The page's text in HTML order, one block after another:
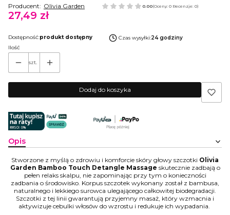
Producent: Olivia Garden 0.00(Oceny: 0 Recenzje: 0)
Cena
27,49 zł
Dostępność:produkt dostępny Czas wysyłki:24 godziny
Ilość
szt.
Dodaj do koszyka
Opis
Stworzone z myślą o zdrowiu i komforcie skóry głowy szczotki Olivia
Garden Bamboo Touch Detangle Massage skutecznie zadbają o
pełen relaks skalpu, nie zapominając przy tym o konieczności
zadbania o środowisko. Korpus szczotek wykonany został z bambusa,
naturalnego i lekkiego surowca ulegającego całkowitej biodegradacji.
Szczotki z tej linii gwarantują przyjemny masaż, który wzmacnia i
aktywizuje cebulki włosów do wzrostu i redukuje ich wypadania.